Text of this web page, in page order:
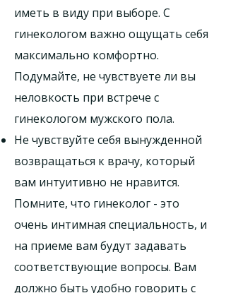
иметь в виду при выборе. С
гинекологом важно ощущать себя
максимально комфортно.
Подумайте, не чувствуете ли вы
неловкость при встрече с
гинекологом мужского пола.
Не чувствуйте себя вынужденной
возвращаться к врачу, который
вам интуитивно не нравится.
Помните, что гинеколог - это
очень интимная специальность, и
на приеме вам будут задавать
соответствующие вопросы. Вам
должно быть удобно говорить с